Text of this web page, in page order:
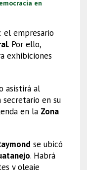
en
el empresario
. Por ello,
exhibiciones
asistirá al
secretario en su
en la Zona
se ubicó
. Habrá
y oleaje